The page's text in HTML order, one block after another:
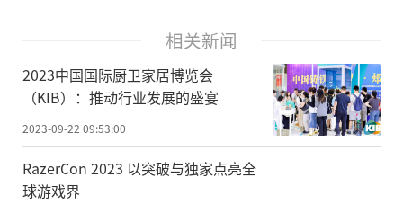
相关新闻
2023中国国际厨卫家居博览会
（KIB）：推动行业发展的盛宴
2023-09-22 09:53:00
RazerCon 2023 以突破与独家点亮全
球游戏界